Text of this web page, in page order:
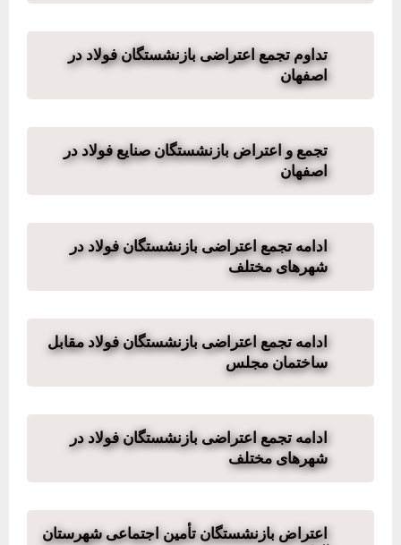
تداوم تجمع اعتراضی بازنشستگان فولاد در
اصفهان
تجمع و اعتراض بازنشستگان صنایع فولاد در
اصفهان
ادامه تجمع اعتراضی بازنشستگان فولاد در
شهرهای مختلف
ادامه تجمع اعتراضی بازنشستگان فولاد مقابل
ساختمان مجلس
ادامه تجمع اعتراضی بازنشستگان فولاد در
شهرهای مختلف
اعتراض بازنشستگان تأمین اجتماعی شهرستان